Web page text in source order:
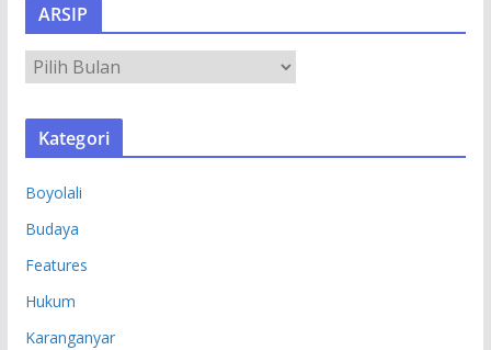
ARSIP
S
Kategori
Boyolali
Budaya
Features
Hukum
Karanganyar